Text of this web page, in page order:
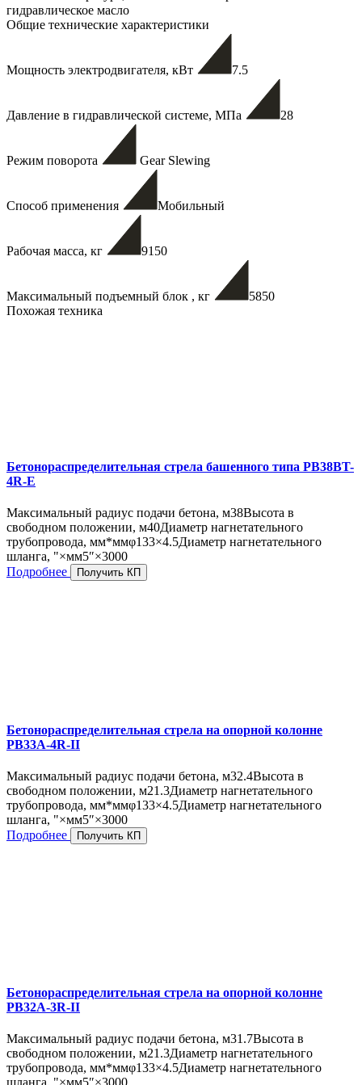
гидравлическое масло
Общие технические характеристики
Мощность электродвигателя, кВт 7.5
Давление в гидравлической системе, МПа 28
Режим поворота Gear Slewing
Способ применения Мобильный
Рабочая масса, кг 9150
Максимальный подъемный блок , кг
5850
Похожая техника
Бетонораспределительная стрела башенного типа PB38BT-
4R-E
Максимальный радиус подачи бетона, м38Высота в
свободном положении, м40Диаметр нагнетательного
трубопровода, мм*ммφ133×4.5Диаметр нагнетательного
шланга, "×мм5″×3000
Подробнее
Получить КП
Бетонораспределительная стрела на опорной колонне
PB33A-4R-II
Максимальный радиус подачи бетона, м32.4Высота в
свободном положении, м21.3Диаметр нагнетательного
трубопровода, мм*ммφ133×4.5Диаметр нагнетательного
шланга, "×мм5″×3000
Подробнее
Получить КП
Бетонораспределительная стрела на опорной колонне
PB32A-3R-II
Максимальный радиус подачи бетона, м31.7Высота в
свободном положении, м21.3Диаметр нагнетательного
трубопровода, мм*ммφ133×4.5Диаметр нагнетательного